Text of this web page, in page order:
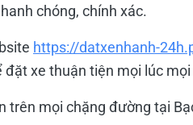
chóng, chính xác.
https://datxenhanh-
xe thuận tiện mọi lúc mọi
trên mọi chặng đường tại